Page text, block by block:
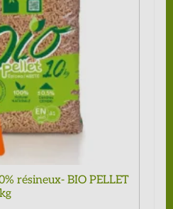
résineux- BIO PELLET